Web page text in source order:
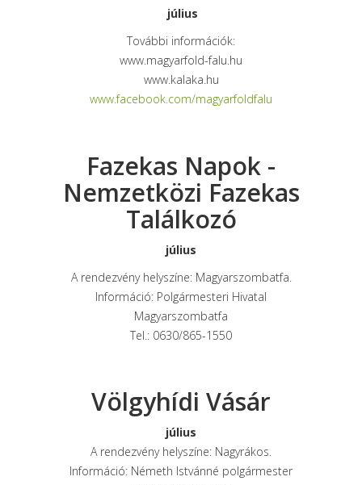
július
További információk:
www.magyarfold-falu.hu
www.kalaka.hu
www.facebook.com/magyarfoldfalu
Fazekas Napok -
Nemzetközi Fazekas
Találkozó
július
A rendezvény helyszíne: Magyarszombatfa.
Információ: Polgármesteri Hivatal
Magyarszombatfa
Tel.: 0630/865-1550
Völgyhídi Vásár
július
A rendezvény helyszíne: Nagyrákos.
Információ: Németh Istvánné polgármester